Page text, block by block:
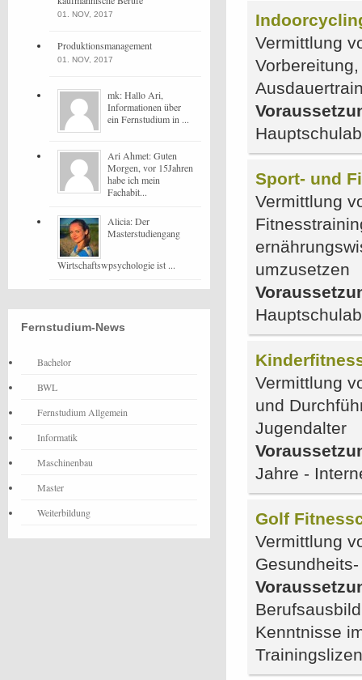
Vermittlung
Sport- und
Vermittlung
umzusetzen
Vermittlung
und
Jugendalter
Jahre -
Golf
Vermittlung
Kenntnisse
01. NOV, 2017
Produktionsmanagement
01. NOV, 2017
mk: Hallo Ari,
Informationen über
ein Fernstudium in ...
Ari Ahmet: Guten
Morgen, vor 15Jahren
habe ich mein
Fachabit...
Alicia: Der
Masterstudiengang
Wirtschaftswpsychologie ist ...
Fernstudium-News
Bachelor
BWL
Fernstudium Allgemein
Informatik
Maschinenbau
Master
Weiterbildung